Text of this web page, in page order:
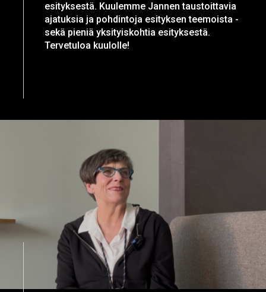
esityksestä. Kuulemme Jannen taustoittavia
ajatuksia ja pohdintoja esityksen teemoista -
sekä pieniä yksityiskohtia esityksestä.
Tervetuloa kuulolle!